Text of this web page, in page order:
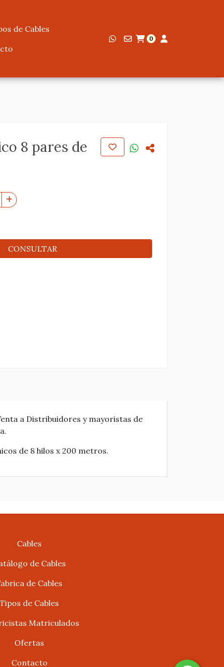
de Cables
0
8 pares de
CONSULTAR
a Distribuidores y mayoristas de
de 8 hilos x 200 metros.
Cables
de Cables
de Cables
Tipos de Cables
Matriculados
Ofertas
Contacto